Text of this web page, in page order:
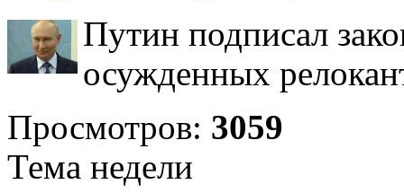
Путин подписал
осужденных
Просмотров: 3059
Тема недели